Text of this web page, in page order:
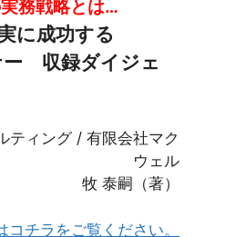
務戦略とは…
に成功する
ー 収録ダイジェ
ティング / 有限会社マク
ウェル
牧 泰嗣（著）
コチラをご覧ください。